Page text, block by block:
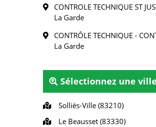
CONTROLE TECHNIQUE ST
La Garde
CONTRÔLE TECHNIQUE -
La Garde
Sélectionnez une
Solliès-Ville (83210)
Le Beausset (83330)